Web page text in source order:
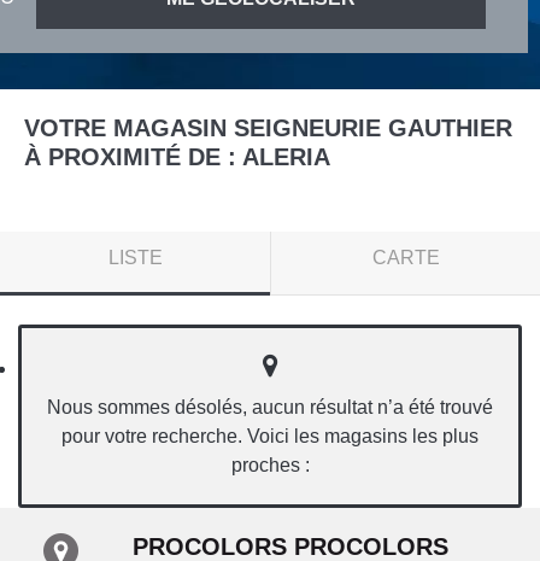
VOTRE MAGASIN SEIGNEURIE GAUTHIER
À PROXIMITÉ DE : ALERIA
LISTE CARTE
Nous sommes désolés, aucun résultat n’a été trouvé
pour votre recherche. Voici les magasins les plus
proches :
PROCOLORS PROCOLORS